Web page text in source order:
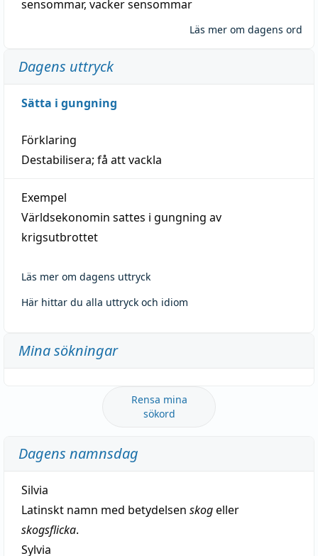
sensommar, vacker sensommar
Läs mer om dagens ord
Dagens uttryck
Sätta i gungning
Förklaring
Destabilisera; få att vackla
Exempel
Världsekonomin sattes i gungning av
krigsutbrottet
Läs mer om dagens uttryck
Här hittar du alla uttryck och idiom
Mina sökningar
Rensa mina
sökord
Dagens namnsdag
Silvia
Latinskt namn med betydelsen skogeller
skogsflicka.
Sylvia